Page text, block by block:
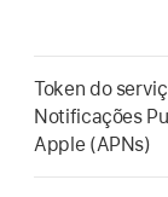
Token do
Notificações
Apple (APNs)